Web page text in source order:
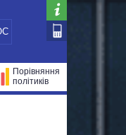
Порівняння
політиків